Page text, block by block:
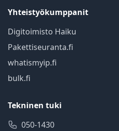
Yhteistyökumppanit
Digitoimisto Haiku
Pakettiseuranta.fi
whatismyip.fi
bulk.fi
Tekninen tuki
050-1430